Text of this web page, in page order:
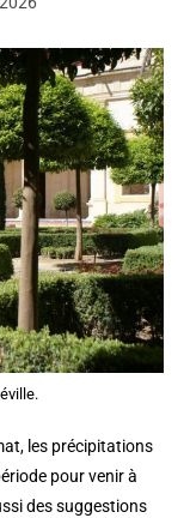
les précipitations
pour venir à
des suggestions